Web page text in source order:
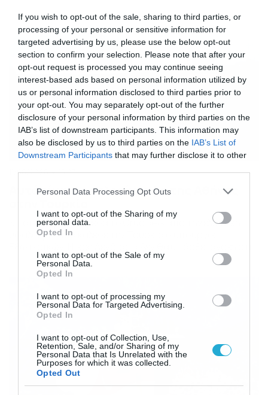
If you wish to opt-out of the sale, sharing to third parties, or
processing of your personal or sensitive information for
targeted advertising by us, please use the below opt-out
section to confirm your selection. Please note that after your
opt-out request is processed you may continue seeing
interest-based ads based on personal information utilized by
us or personal information disclosed to third parties prior to
your opt-out. You may separately opt-out of the further
disclosure of your personal information by third parties on the
IAB’s list of downstream participants. This information may
also be disclosed by us to third parties on the IAB’s List of
Downstream Participants that may further disclose it to other
Please note that this website/app uses one or more Google
not limited to your visit or usage behaviour. You may click to
grant or deny consent to Google and its third-party tags to
use your data for below specified purposes in below Google
consent section.
Personal Data Processing Opt Outs
I want to opt-out of the Sharing of my
personal data.
Opted In
I want to opt-out of the Sale of my
Personal Data.
Opted In
I want to opt-out of processing my
Personal Data for Targeted Advertising.
Opted In
I want to opt-out of Collection, Use,
Retention, Sale, and/or Sharing of my
Personal Data that Is Unrelated with the
Purposes for which it was collected.
Opted Out
νοτιοανατολικά, ενώ τουρκικά πολεμικά πλοία έχουν
σχηματίσει προστατευτικό κλοιό γύρω από […]
11/08/2020 15:03
Αυτό είναι το τελεσίγραφο της Αθήνας
Να αποχωρήσει άμεσα το Oruc Reis από την ελληνική
υφαλοκρηπίδα κάλεσε την Τουρκία ο υπουργός
προκλήσεις της Τουρκίας», είπε χαρακτηριστικά και
κατέστησε σαφές ότι η Ελλάδα θα υπερασπιστεί τα
κυριαρχικά δικαιώματά της. Σε δήλωση του, σημείωσε
ότι μετά από τη σύσκεψη υπό τον πρωθυπουργό
Κυριάκο Μητσοτάκη, ζήτησε […]